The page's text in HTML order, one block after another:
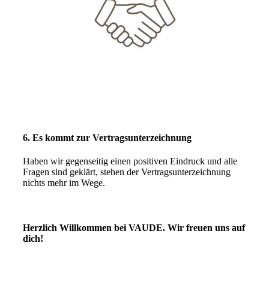
6. Es kommt zur Vertragsunterzeichnung
Haben wir gegenseitig einen positiven Eindruck und alle
Fragen sind geklärt, stehen der Vertragsunterzeichnung
nichts mehr im Wege. ​
Herzlich Willkommen bei VAUDE. Wir freuen uns auf
dich!